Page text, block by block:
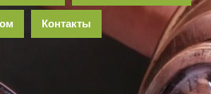
Контакты